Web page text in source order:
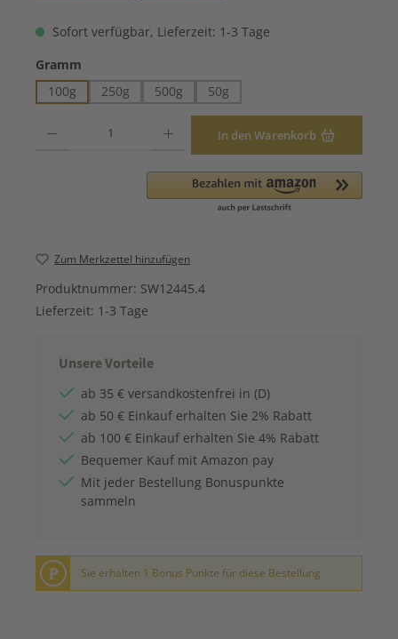
Sofort verfügbar, Lieferzeit: 1-3 Tage
Gramm
100g
250g 500g 50g
In den Warenkorb
Zum Merkzettel hinzufügen
Produktnummer: SW12445.4
Lieferzeit: 1-3 Tage
Unsere Vorteile
ab 35 € versandkostenfrei in (D)
ab 50 € Einkauf erhalten Sie 2% Rabatt
ab 100 € Einkauf erhalten Sie 4% Rabatt
Bequemer Kauf mit Amazon pay
Mit jeder Bestellung Bonuspunkte
sammeln
P Sie erhalten 1 Bonus Punkte für diese Bestellung